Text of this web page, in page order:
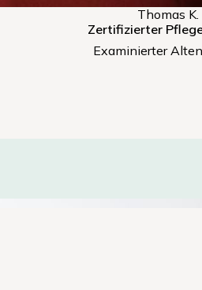
Thomas K.
Zertifizierter
Examinierter